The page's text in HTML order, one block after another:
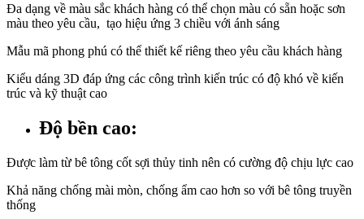
Đa dạng về màu sắc khách hàng có thể chọn màu có sẵn hoặc sơn
màu theo yêu cầu, tạo hiệu ứng 3 chiều với ánh sáng
Mẫu mã phong phú có thể thiết kế riêng theo yêu cầu khách hàng
Kiểu dáng 3D đáp ứng các công trình kiến trúc có độ khó về kiến
trúc và kỹ thuật cao
Độ bền cao:
Được làm từ bê tông cốt sợi thủy tinh nên có cường độ chịu lực cao
Khả năng chống mài mòn, chống ẩm cao hơn so với bê tông truyền
thống